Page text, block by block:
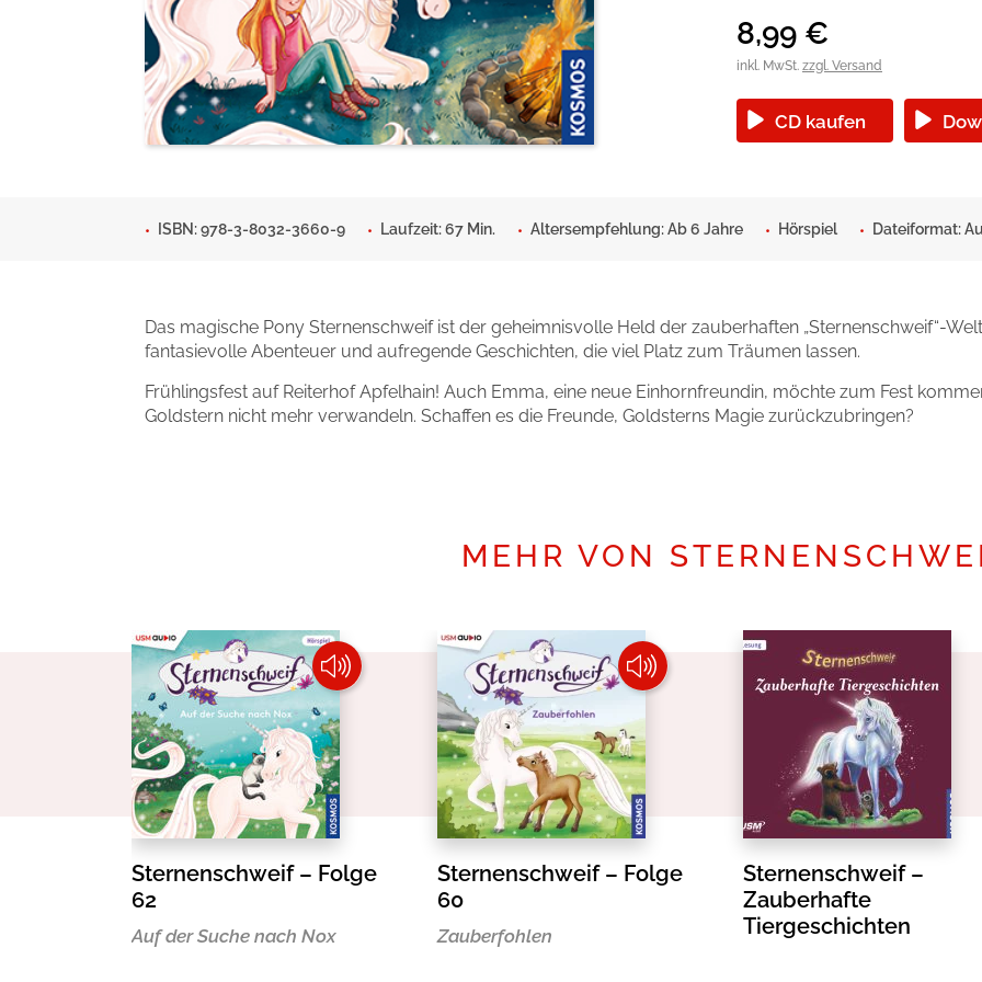
Zum Titel
Indigo Wild - Folge 1
Zum Titel
8,99 €
inkl. MwSt. zzgl. Versand
CD kaufen
ISBN: 978-3-8032-3660-9 Laufzeit: 67 Min. Altersempfehlung: Ab 6 Jahre Hörspiel Dateiformat:
Das magische Pony Sternenschweif ist der geheimnisvolle Held der zauberhaften „Sternenschweif“-
fantasievolle Abenteuer und aufregende Geschichten, die viel Platz zum Träumen lassen.
Frühlingsfest auf Reiterhof Apfelhain! Auch Emma, eine neue Einhornfreundin, möchte zum Fest
Goldstern nicht mehr verwandeln. Schaffen es die Freunde, Goldsterns Magie zurückzubringen?
MEHR VON
Sternenschweif – Folge
62
Auf der Suche nach Nox
Sternenschweif – Folge
60
Zauberfohlen
Sternenschweif –
Zauberhafte
Tiergeschichten